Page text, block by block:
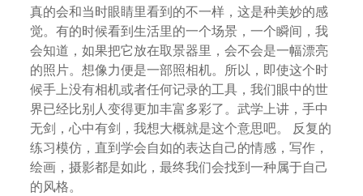
真的会和当时眼睛里看到的不一样，这是种美妙的感
觉。有的时候看到生活里的一个场景，一个瞬间，我
会知道，如果把它放在取景器里，会不会是一幅漂亮
的照片。想像力便是一部照相机。所以，即使这个时
候手上没有相机或者任何记录的工具，我们眼中的世
界已经比别人变得更加丰富多彩了。武学上讲，手中
无剑，心中有剑，我想大概就是这个意思吧。 反复的
练习模仿，直到学会自如的表达自己的情感，写作，
绘画，摄影都是如此，最终我们会找到一种属于自己
的风格。